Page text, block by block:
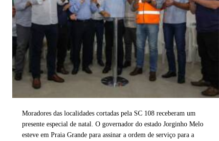
Moradores das localidades cortadas pela SC 108 receberam um
presente especial de natal. O governador do estado Jorginho Melo
esteve em Praia Grande para assinar a ordem de serviço para a